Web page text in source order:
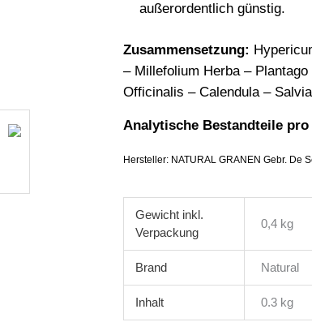
außerordentlich günstig.
Zusammensetzung:
– Millefolium Herba –
Officinalis – Calendula –
Analytische Bestandteile pro
Hersteller: NATURAL GRANEN Gebr. De
Gewicht
0,4 kg
Brand Natural
Inhalt 0.3 kg